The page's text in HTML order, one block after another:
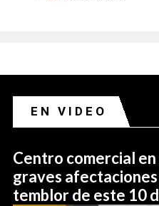
EN VIDEO
Centro comercial
graves
temblor de este 10